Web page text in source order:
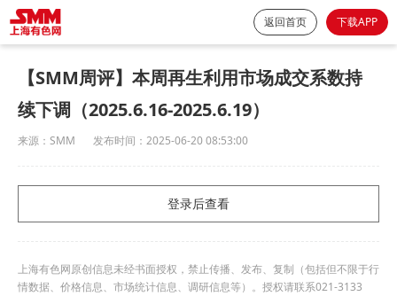
返回首页 下载APP
【SMM周评】本周再生利用市场成交系数持
续下调（2025.6.16-2025.6.19）
来源： SMM 发布时间： 2025-06-20 08:53:00
登录后查看
上海有色网原创信息未经书面授权，禁止传播、发布、复制（包括但不限于行
情数据、价格信息、市场统计信息、调研信息等）。授权请联系021-3133